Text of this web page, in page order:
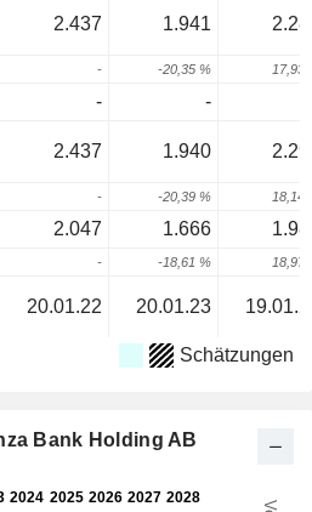
2.437 1.941
- -20,35 % 17,93
-
-
2.437 1.940
- -20,39 % 18,14
2.047 1.666
- -18,61 % 18,97
20.01.22 20.01.23
Schätzungen
Bank Holding AB